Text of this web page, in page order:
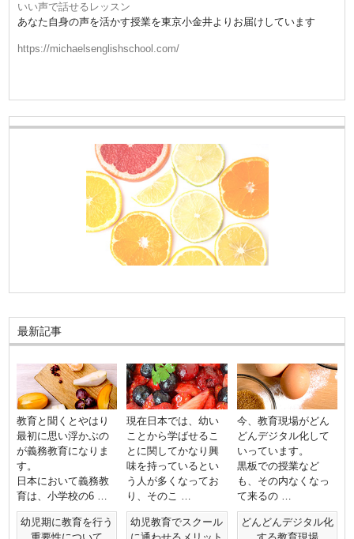
いい声で話せるレッスン
あなた自身の声を活かす授業を東京小金井よりお届けしています
https://michaelsenglishschool.com/
最新記事
教育と聞くとやはり
最初に思い浮かぶの
が義務教育になりま
す。
日本において義務教
育は、小学校の6 …
幼児期に教育を行う
現在日本では、幼い
ことから学ばせるこ
とに関してかなり興
味を持っているとい
う人が多くなってお
り、そのこ …
幼児教育でスクール
今、教育現場がどん
どんデジタル化して
いっています。
黒板での授業など
も、その内なくなっ
て来るの …
どんどんデジタル化